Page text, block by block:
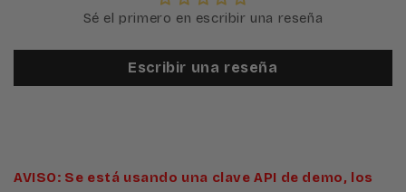
Sé el primero en escribir una reseña
Escribir una reseña
AVISO: Se está usando una clave API de demo, los